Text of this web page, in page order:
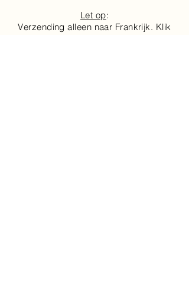
Let op:
Verzending alleen naar Frankrijk. Klik